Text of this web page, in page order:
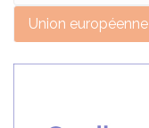
Union européenne